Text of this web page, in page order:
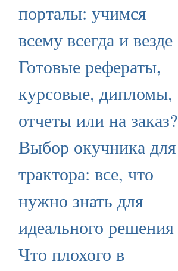
порталы: учимся
всему всегда и везде
Готовые рефераты,
курсовые, дипломы,
отчеты или на заказ?
Выбор окучника для
трактора: все, что
нужно знать для
идеального решения
Что плохого в